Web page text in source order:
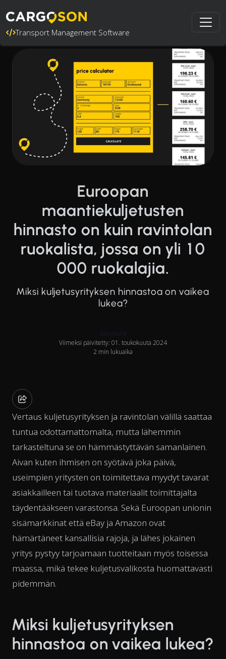
Transport Management Software
Euroopan
maantiekuljetusten
hinnasto on kuin ravintolan
ruokalista, jossa on yli 10
000 ruokalajia.
Miksi kuljetusyrityksen hinnastoa on vaikea
lukea?
Aivo Kurik
Viimeksi päivitetty: 01. toukokuuta 2024
2 min lukuaika
Vertaus kuljetusyrityksen ja ravintolan välillä saattaa
tuntua odottamattomalta, mutta lähemmin
tarkasteltuna se on hämmästyttävän samanlainen.
Aivan kuten ihmisen on syötävä joka päivä,
useimpien yritysten on toimitettava myydyt tavarat
asiakkailleen tai tuotava materiaalit toimittajalta
täydentääkseen varastonsa. Sekä Euroopan unionin
sisämarkkinat että eBay ja Amazon ovat
hämärtäneet kansallisia rajoja, ja lähes jokainen
yritys pystyy tarjoamaan tuotteitaan myös toisessa
maassa, mikä tekee kuljetusvalikosta huomattavasti
pidemmän.
Miksi kuljetusyrityksen
hinnastoa on vaikea lukea?